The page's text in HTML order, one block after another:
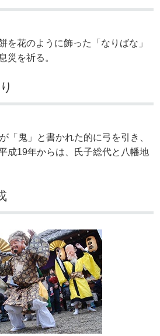
を花のように飾った「なりばな」
災を祈る。
「鬼」と書かれた的に弓を引き、
成19年からは、氏子総代と八幡地